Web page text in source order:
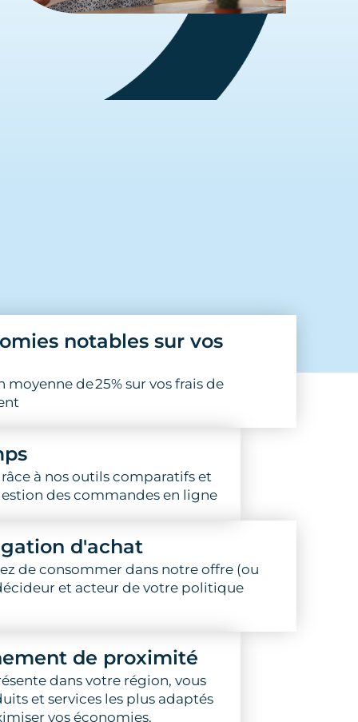
notables sur vos
de 25% sur vos frais de
à nos outils comparatifs et
des commandes en ligne
d'achat
de consommer dans notre offre (ou
et acteur de votre politique
de proximité
dans votre région, vous
et services les plus adaptés
vos économies.